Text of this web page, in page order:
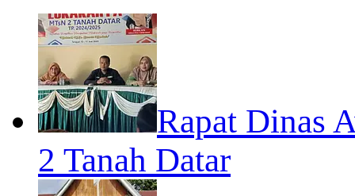
Rapat Dinas
2 Tanah Datar